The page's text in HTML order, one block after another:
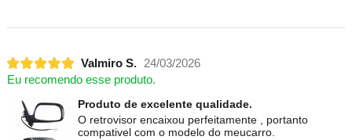
Valmiro S.
24/03/2026
Eu recomendo esse produto.
Produto de excelente qualidade.
O retrovisor encaixou perfeitamente , portanto
compativel com o modelo do meucarro.